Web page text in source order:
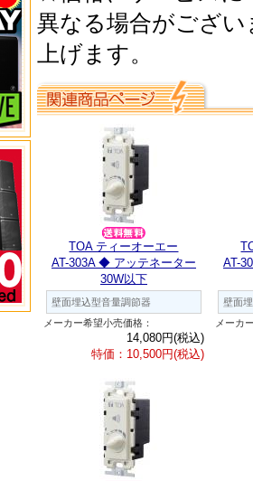
異なる場合がござ
上げます。
TOA ティーオーエー
AT-303A ◆ アッテネーター
30W以下
壁面埋込型音量調節器
メーカー希望小売価格：
14,080円(税込)
特価：10,500円(税込)
AT-
壁面
メーカ